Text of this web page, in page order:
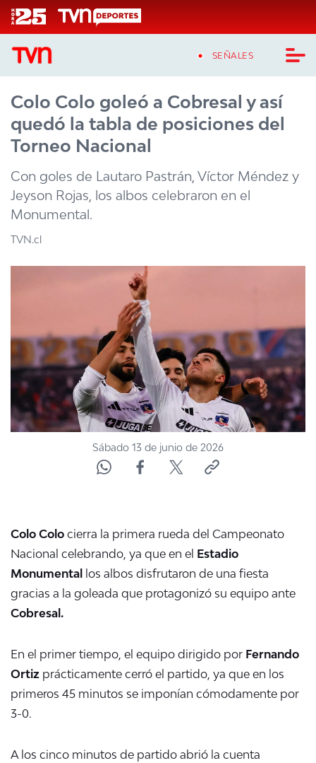
Click acá para ir directamente al contenido
SEÑALES
CASTING MASTERCHEF CHILE
CASTING TVN VERTICAL
TVN VERTICAL
TVN PLAY
PROGRAMAS
TELESERIES
ACTUALIDAD Y TENDENCIAS
CORPORATIVO Y TRANSPARENCIA
CANAL DE DENUNCIAS
ÁREA DE PROYECTOS
Colo Colo goleó a Cobresal y así
quedó la tabla de posiciones del
Torneo Nacional
Con goles de Lautaro Pastrán, Víctor Méndez y
Jeyson Rojas, los albos celebraron en el
Monumental.
TVN.cl
Sábado 13 de junio de 2026
Colo Colo cierra la primera rueda del Campeonato
Nacional celebrando, ya que en el Estadio
Monumental los albos disfrutaron de una fiesta
gracias a la goleada que protagonizó su equipo ante
Cobresal.
En el primer tiempo, el equipo dirigido por Fernando
Ortiz prácticamente cerró el partido, ya que en los
primeros 45 minutos se imponían cómodamente por
3-0.
A los cinco minutos de partido abrió la cuenta